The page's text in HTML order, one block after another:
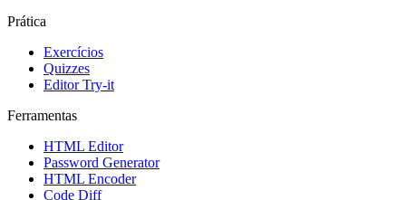
Prática
Exercícios
Quizzes
Editor Try-it
Ferramentas
HTML Editor
Password Generator
HTML Encoder
Code Diff